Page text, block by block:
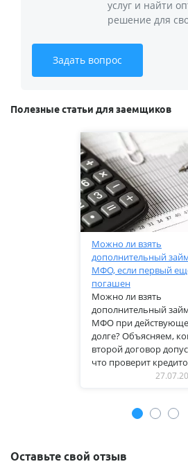
услуг и найти
решение для
Задать вопрос
Полезные статьи для заемщиков
Можно ли взять
дополнительный
МФО, если первый
погашен
Можно ли взять
дополнительный
МФО при
долге? Объясняем,
второй договор
что проверит
Оставьте свой отзыв